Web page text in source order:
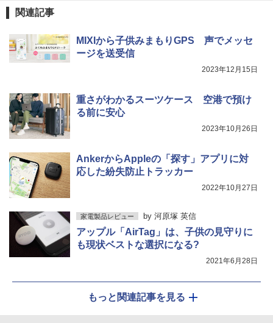
関連記事
MIXIから子供みまもりGPS 声でメッセ
ージを送受信
2023年12月15日
重さがわかるスーツケース 空港で預け
る前に安心
2023年10月26日
AnkerからAppleの「探す」アプリに対
応した紛失防⽌トラッカー
2022年10月27日
家電製品レビュー by 河原塚 英信
アップル「AirTag」は、子供の見守りに
も現状ベストな選択になる?
2021年6月28日
もっと関連記事を見る